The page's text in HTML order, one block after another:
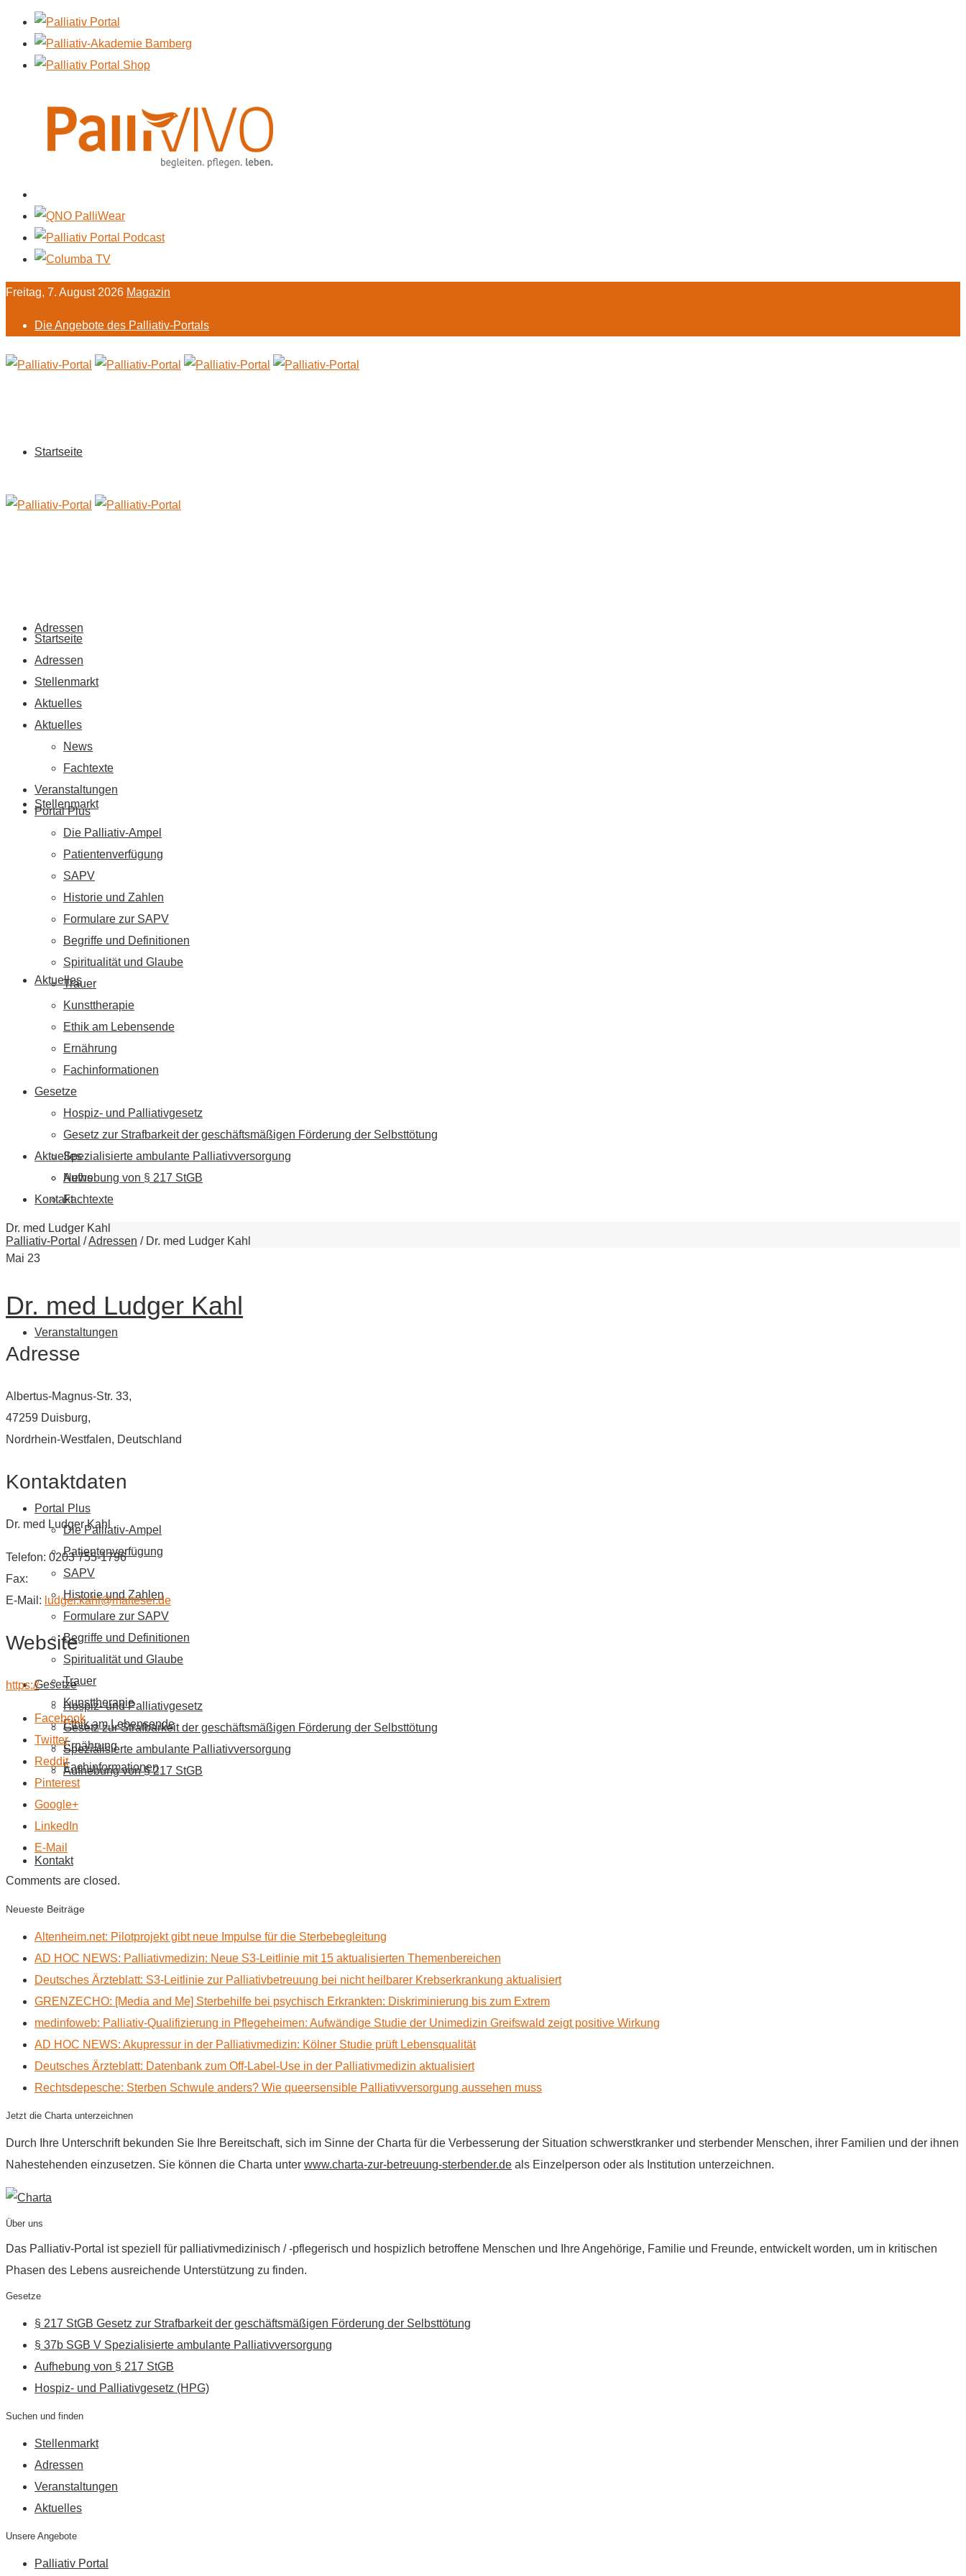
Freitag, 7. August 2026 Magazin
Die Angebote des Palliativ-Portals
Startseite
Adressen
Stellenmarkt
Aktuelles
Aktuelles
News
Fachtexte
Veranstaltungen
Portal Plus
Die Palliativ-Ampel
Patientenverfügung
SAPV
Historie und Zahlen
Formulare zur SAPV
Begriffe und Definitionen
Spiritualität und Glaube
Trauer
Kunsttherapie
Ethik am Lebensende
Ernährung
Fachinformationen
Gesetze
Hospiz- und Palliativgesetz
Gesetz zur Strafbarkeit der geschäftsmäßigen Förderung der Selbsttötung
Spezialisierte ambulante Palliativversorgung
Aufhebung von § 217 StGB
Kontakt
Startseite
Adressen
Stellenmarkt
Aktuelles
Aktuelles
News
Fachtexte
Veranstaltungen
Portal Plus
Die Palliativ-Ampel
Patientenverfügung
SAPV
Historie und Zahlen
Formulare zur SAPV
Begriffe und Definitionen
Spiritualität und Glaube
Trauer
Kunsttherapie
Ethik am Lebensende
Ernährung
Fachinformationen
Gesetze
Hospiz- und Palliativgesetz
Gesetz zur Strafbarkeit der geschäftsmäßigen Förderung der Selbsttötung
Spezialisierte ambulante Palliativversorgung
Aufhebung von § 217 StGB
Kontakt
Dr. med Ludger Kahl
Palliativ-Portal /Adressen / Dr. med Ludger Kahl
Mai 23
Dr. med Ludger Kahl
Adresse
Albertus-Magnus-Str. 33,
47259 Duisburg,
Nordrhein-Westfalen, Deutschland
Kontaktdaten
Dr. med Ludger Kahl
Telefon: 0203 755-1796
Fax:
E-Mail: ludger.kahl@malteser.de
Website
https://
Facebook
Twitter
Reddit
Pinterest
Google+
LinkedIn
E-Mail
Comments are closed.
Neueste Beiträge
Altenheim.net: Pilotprojekt gibt neue Impulse für die Sterbebegleitung
AD HOC NEWS: Palliativmedizin: Neue S3-Leitlinie mit 15 aktualisierten Themenbereichen
Deutsches Ärzteblatt: S3-Leitlinie zur Palliativbetreuung bei nicht heilbarer Krebserkrankung aktualisiert
GRENZECHO: [Media and Me] Sterbehilfe bei psychisch Erkrankten: Diskriminierung bis zum Extrem
medinfoweb: Palliativ-Qualifizierung in Pflegeheimen: Aufwändige Studie der Unimedizin Greifswald zeigt positive Wirkung
AD HOC NEWS: Akupressur in der Palliativmedizin: Kölner Studie prüft Lebensqualität
Deutsches Ärzteblatt: Datenbank zum Off-Label-Use in der Palliativmedizin aktualisiert
Rechtsdepesche: Sterben Schwule anders? Wie queersensible Palliativversorgung aussehen muss
Jetzt die Charta unterzeichnen
Durch Ihre Unterschrift bekunden Sie Ihre Bereitschaft, sich im Sinne der Charta für die Verbesserung der Situation schwerstkranker und sterbender Menschen, ihrer Familien und der ihnen
Nahestehenden einzusetzen. Sie können die Charta unter www.charta-zur-betreuung-sterbender.de als Einzelperson oder als Institution unterzeichnen.
Über uns
Das Palliativ-Portal ist speziell für palliativmedizinisch / -pflegerisch und hospizlich betroffene Menschen und Ihre Angehörige, Familie und Freunde, entwickelt worden, um in kritischen
Phasen des Lebens ausreichende Unterstützung zu finden.
Gesetze
§ 217 StGB Gesetz zur Strafbarkeit der geschäftsmäßigen Förderung der Selbsttötung
§ 37b SGB V Spezialisierte ambulante Palliativversorgung
Aufhebung von § 217 StGB
Hospiz- und Palliativgesetz (HPG)
Suchen und finden
Stellenmarkt
Adressen
Veranstaltungen
Aktuelles
Unsere Angebote
Palliativ Portal